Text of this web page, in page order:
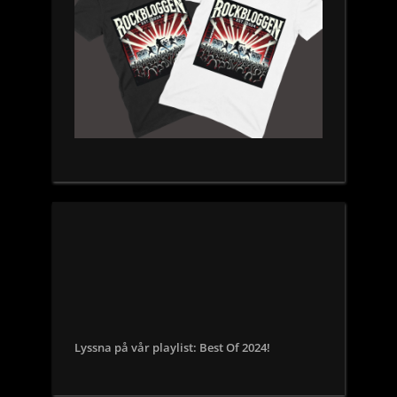
Lyssna på vår playlist: Best Of 2024!